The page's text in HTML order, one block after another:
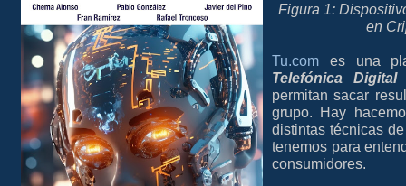
Figura 1:
en
Tu.com es una
Telefónica Digital
permitan sacar
grupo. Hay
distintas técnicas
tenemos para
consumidores.